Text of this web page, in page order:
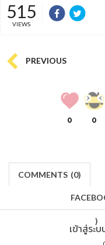
515
VIEWS
PREVIOUS
0 0
COMMENTS (0)
)
เข้าสู่ระ